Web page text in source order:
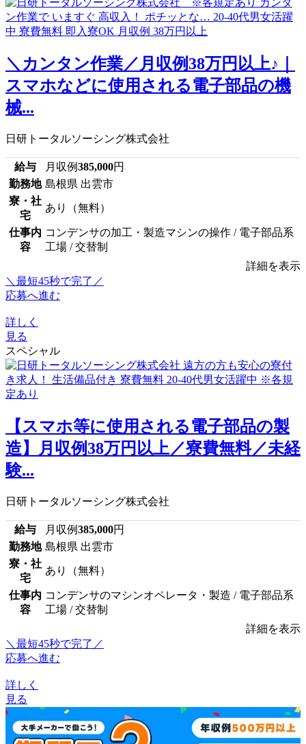
＼カンタン作業／月収例38万円以上♪｜
スマホなどに使用される電子部品の機
械...
日研トータルソーシング株式会社
給与 月収例385,000円
勤務地 島根県 出雲市
寮・社
宅
あり（無料）
仕事内
容
コンデンサの加工・製造マシンの操作 / 電子部品系
工場 / 交替制
詳細を表示
＼最短45秒で完了／
応募へ進む
詳しく
見る
スペシャル
【スマホ等に使用される電子部品の製
造】月収例38万円以上／寮費無料／未経
験...
日研トータルソーシング株式会社
給与 月収例385,000円
勤務地 島根県 出雲市
寮・社
宅
あり（無料）
仕事内
容
コンデンサのマシンオペレータ・製造 / 電子部品系
工場 / 交替制
詳細を表示
＼最短45秒で完了／
応募へ進む
詳しく
見る